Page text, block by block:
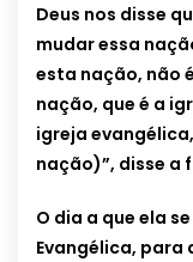
Deus nos disse
mudar essa
esta nação, não
nação, que é a
igreja
nação)”, disse a
O dia a que ela
Evangélica, para